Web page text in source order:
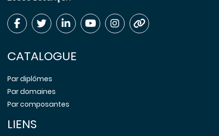
CATALOGUE
Par diplômes
Par domaines
Par composantes
LIENS